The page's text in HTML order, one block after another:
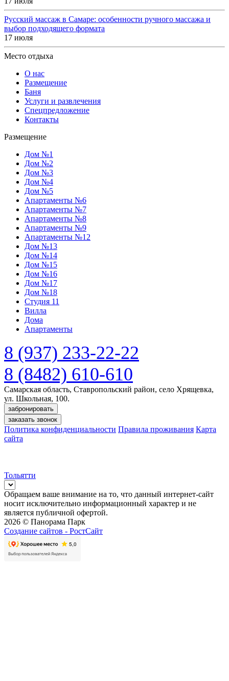
Русский массаж в Самаре: особенности ручного массажа и
выбор подходящего формата
17 июля
Место отдыха
О нас
Размещение
Баня
Услуги и развлечения
Спецпредложение
Контакты
Размещение
Дом №1
Дом №2
Дом №3
Дом №4
Дом №5
Апартаменты №6
Апартаменты №7
Апартаменты №8
Апартаменты №9
Апартаменты №12
Дом №13
Дом №14
Дом №15
Дом №16
Дом №17
Дом №18
Студия 11
Вилла
Дома
Апартаменты
8 (937) 233-22-22
8 (8482) 610-610
Самарская область, Ставропольский район, село Хрящевка,
ул. Школьная, 100.
забронировать
заказать звонок
Политика конфиденциальности Правила проживания Карта
сайта
Тольятти
Обращаем ваше внимание на то, что данный интернет-сайт
носит исключительно информационный характер и не
является публичной офертой.
2026 © Панорама Парк
Создание сайтов - РостСайт